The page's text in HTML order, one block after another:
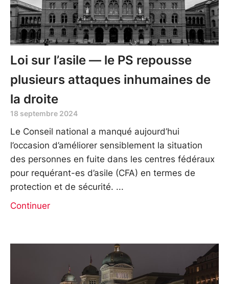
Loi sur l’asile — le PS repousse
plusieurs attaques inhumaines de
la droite
18 septembre 2024
Le Conseil national a manqué aujourd’hui
l’occasion d’améliorer sensiblement la situation
des personnes en fuite dans les centres fédéraux
pour requérant-es d’asile (CFA) en termes de
protection et de sécurité.
Continuer